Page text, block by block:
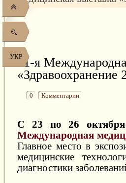
УКР21-я
«Здравоохранение
0 Комментарии
С 23 по 26
Международная
Главное место в
медицинские
диагностики